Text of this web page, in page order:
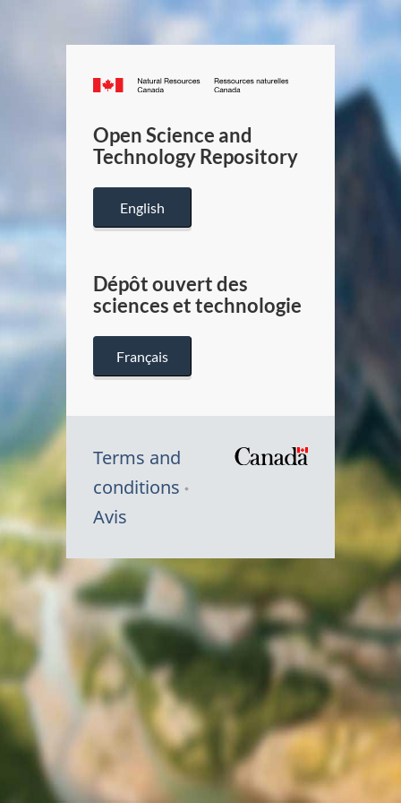
Canada.ca
/
Canada
Open Science and
Technology Repository
English
Dépôt ouvert des
sciences et technologie
Français
Terms and
conditions
Avis
Canada